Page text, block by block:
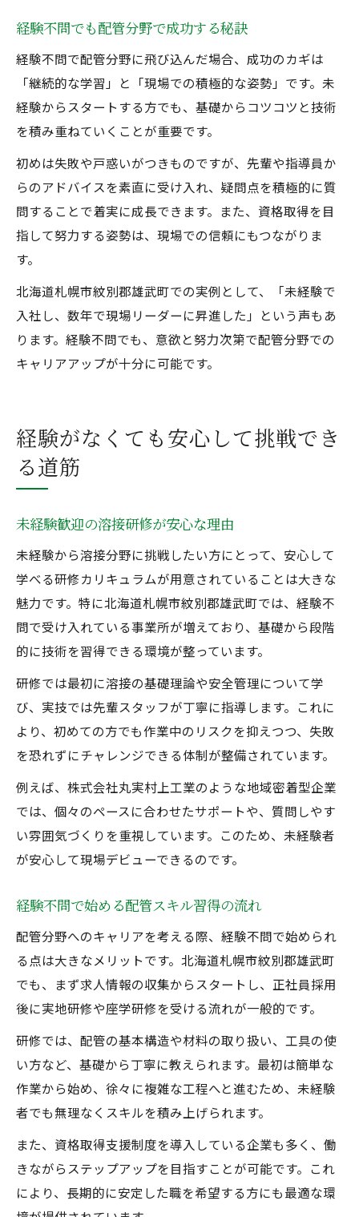
経験不問でも配管分野で成功する秘訣
経験不問で配管分野に飛び込んだ場合、成功のカギは
「継続的な学習」と「現場での積極的な姿勢」です。未
経験からスタートする方でも、基礎からコツコツと技術
を積み重ねていくことが重要です。
初めは失敗や戸惑いがつきものですが、先輩や指導員か
らのアドバイスを素直に受け入れ、疑問点を積極的に質
問することで着実に成長できます。また、資格取得を目
指して努力する姿勢は、現場での信頼にもつながりま
す。
北海道札幌市紋別郡雄武町での実例として、「未経験で
入社し、数年で現場リーダーに昇進した」という声もあ
ります。経験不問でも、意欲と努力次第で配管分野での
キャリアアップが十分に可能です。
経験がなくても安心して挑戦でき
る道筋
未経験歓迎の溶接研修が安心な理由
未経験から溶接分野に挑戦したい方にとって、安心して
学べる研修カリキュラムが用意されていることは大きな
魅力です。特に北海道札幌市紋別郡雄武町では、経験不
問で受け入れている事業所が増えており、基礎から段階
的に技術を習得できる環境が整っています。
研修では最初に溶接の基礎理論や安全管理について学
び、実技では先輩スタッフが丁寧に指導します。これに
より、初めての方でも作業中のリスクを抑えつつ、失敗
を恐れずにチャレンジできる体制が整備されています。
例えば、株式会社丸実村上工業のような地域密着型企業
では、個々のペースに合わせたサポートや、質問しやす
い雰囲気づくりを重視しています。このため、未経験者
が安心して現場デビューできるのです。
経験不問で始める配管スキル習得の流れ
配管分野へのキャリアを考える際、経験不問で始められ
る点は大きなメリットです。北海道札幌市紋別郡雄武町
でも、まず求人情報の収集からスタートし、正社員採用
後に実地研修や座学研修を受ける流れが一般的です。
研修では、配管の基本構造や材料の取り扱い、工具の使
い方など、基礎から丁寧に教えられます。最初は簡単な
作業から始め、徐々に複雑な工程へと進むため、未経験
者でも無理なくスキルを積み上げられます。
また、資格取得支援制度を導入している企業も多く、働
きながらステップアップを目指すことが可能です。これ
により、長期的に安定した職を希望する方にも最適な環